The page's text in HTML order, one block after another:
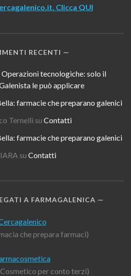
Clicca QUI
RECENTI
Operazioni tecnologiche: solo il
le può applicare
farmacie che preparano galenici
Ternelli su Contatti
farmacie che preparano galenici
su Contatti
A FARMAGALENICA
che prepara farmaci)
per conto terzi)